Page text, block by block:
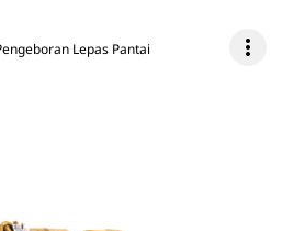
Lepas Pantai more_vert